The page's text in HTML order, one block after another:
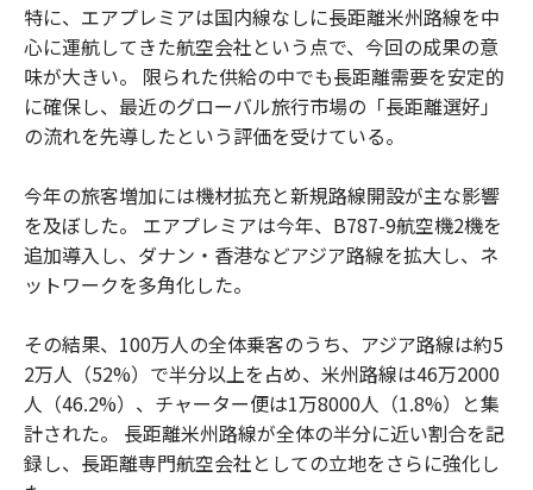
特に、エアプレミアは国内線なしに長距離米州路線を中
心に運航してきた航空会社という点で、今回の成果の意
味が大きい。 限られた供給の中でも長距離需要を安定的
に確保し、最近のグローバル旅行市場の「長距離選好」
の流れを先導したという評価を受けている。
今年の旅客増加には機材拡充と新規路線開設が主な影響
を及ぼした。 エアプレミアは今年、B787-9航空機2機を
追加導入し、ダナン・香港などアジア路線を拡大し、ネ
ットワークを多角化した。
その結果、100万人の全体乗客のうち、アジア路線は約5
2万人（52%）で半分以上を占め、米州路線は46万2000
人（46.2%）、チャーター便は1万8000人（1.8%）と集
計された。 長距離米州路線が全体の半分に近い割合を記
録し、長距離専門航空会社としての立地をさらに強化し